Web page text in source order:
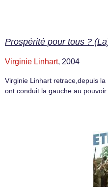
Prospérité pour tous ?
Virginie Linhart, 2004
Virginie Linhart retrace,depuis
ont conduit la gauche au